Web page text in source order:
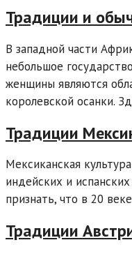
Традиции и
В западной части
небольшое
женщины являются
королевской осанки.
Традиции
Мексиканская
индейских и
признать, что в 20
Традиции